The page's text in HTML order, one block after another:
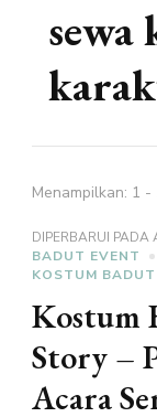
sewa
Menampilkan: 1 -
DIPERBARUI PADA
BADUT EVENT
KOSTUM BADUT
Kostum
Story –
Acara